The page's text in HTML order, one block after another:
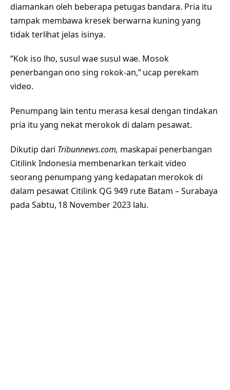
diamankan oleh beberapa petugas bandara. Pria itu
tampak membawa kresek berwarna kuning yang
tidak terlihat jelas isinya.
“Kok iso lho, susul wae susul wae. Mosok
penerbangan ono sing rokok-an,” ucap perekam
video.
Penumpang lain tentu merasa kesal dengan tindakan
pria itu yang nekat merokok di dalam pesawat.
Dikutip dari Tribunnews.com, maskapai penerbangan
Citilink Indonesia membenarkan terkait video
seorang penumpang yang kedapatan merokok di
dalam pesawat Citilink QG 949 rute Batam – Surabaya
pada Sabtu, 18 November 2023 lalu.